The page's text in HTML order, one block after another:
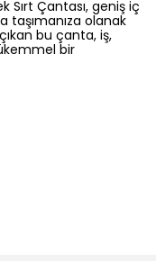
Sırt Çantası, geniş iç
taşımanıza olanak
çıkan bu çanta, iş,
bir